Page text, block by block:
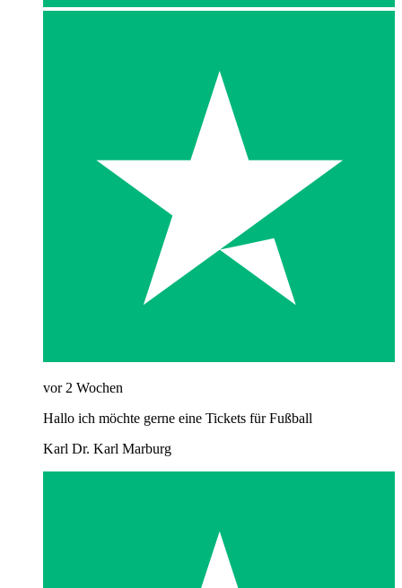
vor 2 Wochen
Hallo ich möchte gerne eine Tickets für Fußball
Karl Dr. Karl Marburg